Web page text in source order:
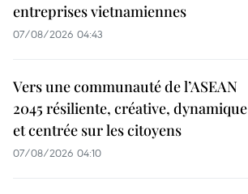
entreprises vietnamiennes
07/08/2026 04:43
Vers une communauté de l’ASEAN
2045 résiliente, créative, dynamique
et centrée sur les citoyens
07/08/2026 04:10